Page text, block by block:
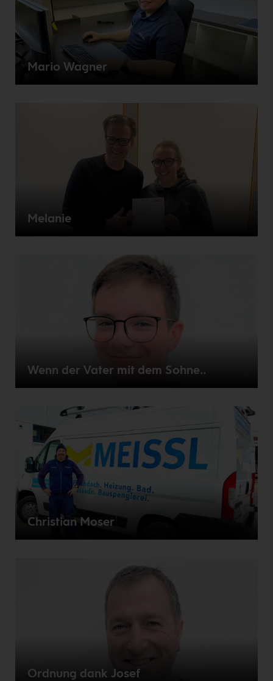
Mario Wagner
Melanie
Wenn der Vater mit dem Sohne..
Christian Moser
Ordnung dank Josef